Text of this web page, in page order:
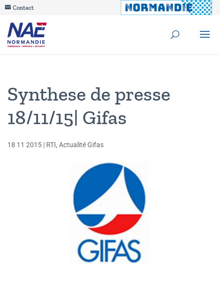
Contact
Synthese de presse
18/11/15| Gifas
18 11 2015 | RTI, Actualité Gifas